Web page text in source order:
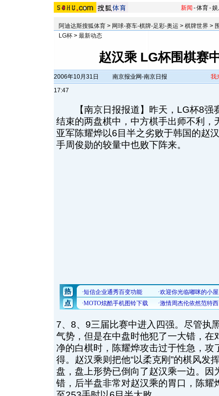
新闻 -体育-
阿迪达斯搜狐体育 > 网球-赛车-棋牌-足彩-奥运 > 棋牌世界 >
LG杯 > 最新动态
赵汉乘 LG杯围棋赛
2006年10月31日
17:47
南京报业网-南京日报 我
【南京日报报道】昨天，LG杯8强
结束的两盘棋中，中方棋手出师不利，
亚军陈耀烨以6目半之劣败于韩国的赵
手周俊勋的较量中也败下阵来。
7、8、9三届比赛中进入四强。尽管执
气势，但是在中盘时他犯了一大错，在
净的白棋时，陈耀烨攻击过于性急，攻
得。赵汉乘则把他“以柔克刚”的棋风发
盘，盘上形势已倒向了赵汉乘一边。因
错，后半盘非常对赵汉乘的胃口，陈耀